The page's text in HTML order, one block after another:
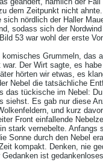
dem Zeitpunkt nicht
sich nördlich der Haller
sodass sich der
53 war wohl der erste
Grummeln, das
war. Der Wirt sagte, es
hörten wir etwas, es
Nebel die tatsächliche
das tückische im Nebel:
siehst. Es gab nur diese
und kurz
Front einfallende
stark vernebelte. Anfangs
Sonne durch den Nebel
kompakt. Denken, nie
ist gedankenloses